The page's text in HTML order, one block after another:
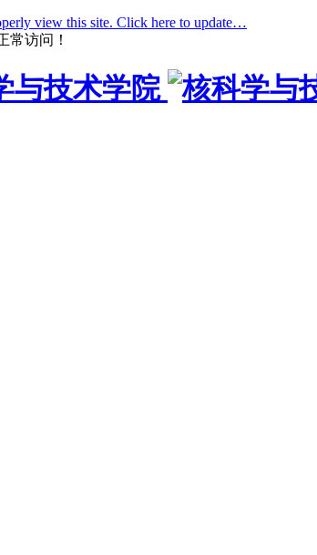
view this site. Click here to update…
常访问！
与技术学院